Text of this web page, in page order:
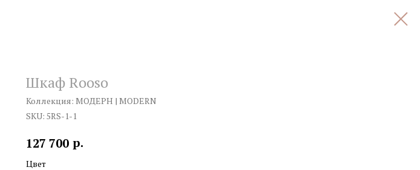
Шкаф Rooso
Коллекция: МОДЕРН | MODERN
SKU: 5RS-1-1
127 700 р.
Цвет